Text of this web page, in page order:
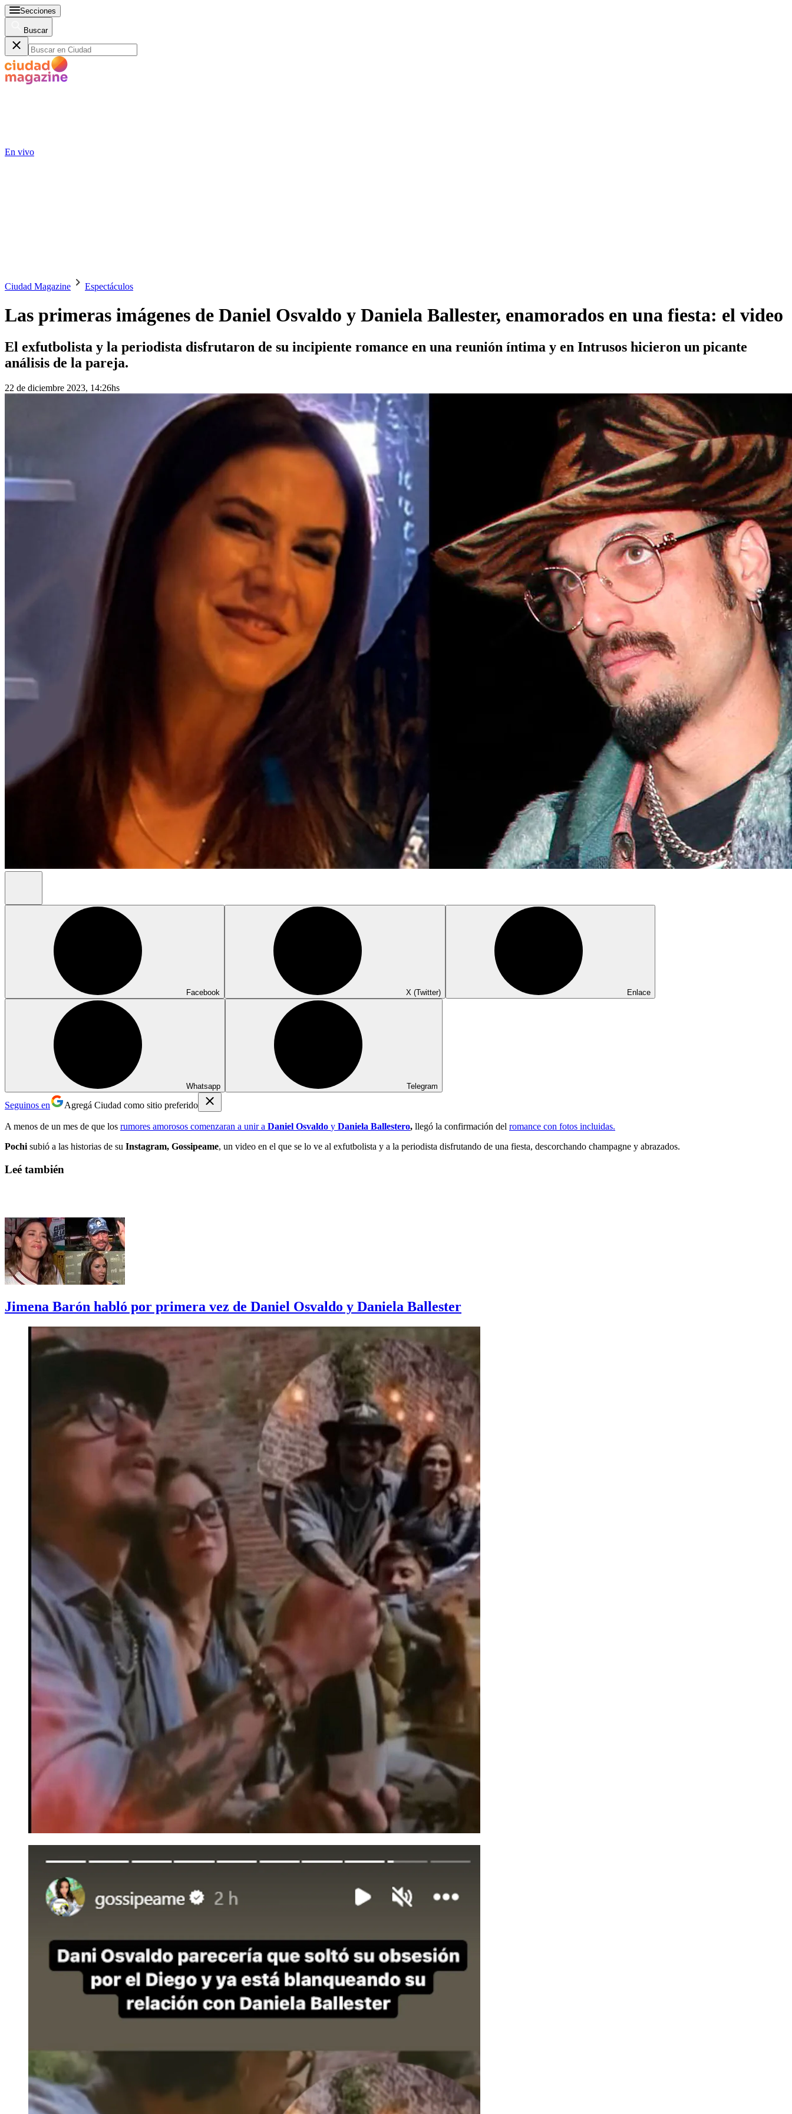
Secciones
Buscar
En vivo
Ciudad Magazine Espectáculos
Las primeras imágenes de Daniel Osvaldo y Daniela Ballester, enamorados en una fiesta: el video
El exfutbolista y la periodista disfrutaron de su incipiente romance en una reunión íntima y en Intrusos hicieron un picante
análisis de la pareja.
22 de diciembre 2023, 14:26hs
Facebook X (Twitter) Enlace
Whatsapp Telegram
Seguinos en Agregá Ciudad como sitio preferido
A menos de un mes de que los rumores amorosos comenzaran a unir a Daniel Osvaldo y Daniela Ballestero, llegó la confirmación del romance con fotos incluidas.
Pochi subió a las historias de su Instagram, Gossipeame, un video en el que se lo ve al exfutbolista y a la periodista disfrutando de una fiesta, descorchando champagne y abrazados.
Leé también
Jimena Barón habló por primera vez de Daniel Osvaldo y Daniela Ballester